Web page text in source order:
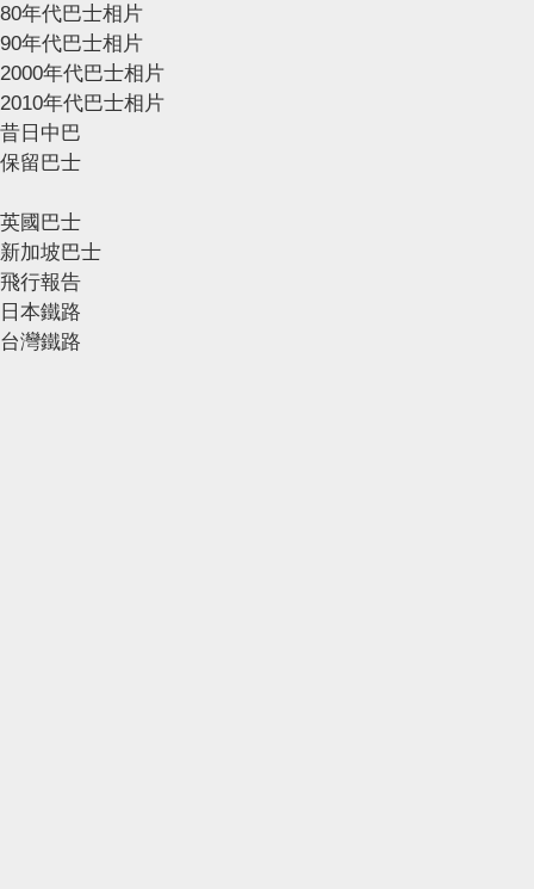
80年代巴士相片
90年代巴士相片
2000年代巴士相片
2010年代巴士相片
昔日中巴
保留巴士
英國巴士
新加坡巴士
飛行報告
日本鐵路
台灣鐵路